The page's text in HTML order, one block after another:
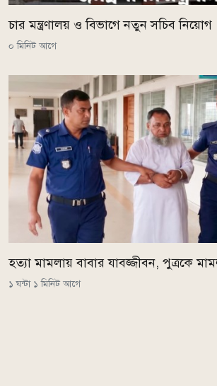
চার মন্ত্রণালয় ও বিভাগে নতুন সচিব নিয়োগ
০ মিনিট আগে
হত্যা মামলায় বাবার যাবজ্জীবন, পুত্রকে
১ ঘন্টা ১ মিনিট আগে